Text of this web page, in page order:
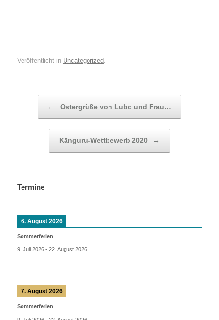
Veröffentlicht in Uncategorized
← Ostergrüße von Lubo und Frau…
Känguru-Wettbewerb 2020 →
Termine
6. August 2026
Sommerferien
9. Juli 2026 - 22. August 2026
7. August 2026
Sommerferien